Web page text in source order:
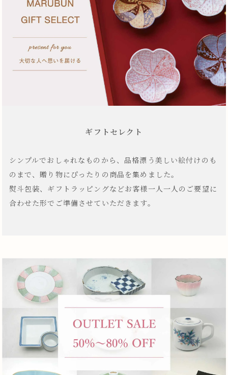
ギフトセレクト
シンプルでおしゃれなものから、品格漂う美しい絵付けのも
のまで、贈り物にぴったりの商品を集めました。
熨斗包装、ギフトラッピングなどお客様一人一人のご要望に
合わせた形でご準備させていただきます。